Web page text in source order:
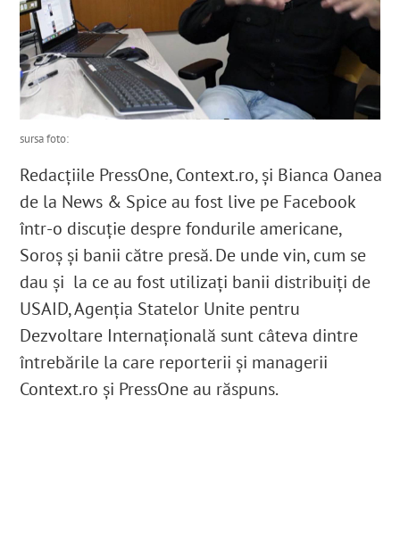
sursa foto:
Redacțiile PressOne, Context.ro, și Bianca Oanea
de la News & Spice au fost live pe Facebook
într-o discuție despre fondurile americane,
Soroș și banii către presă. De unde vin, cum se
dau și la ce au fost utilizați banii distribuiți de
USAID, Agenția Statelor Unite pentru
Dezvoltare Internațională sunt câteva dintre
întrebările la care reporterii și managerii
Context.ro și PressOne au răspuns.